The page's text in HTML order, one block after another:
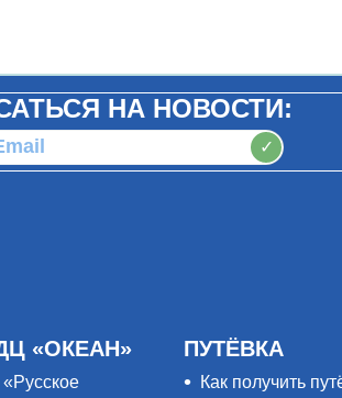
НА НОВОСТИ:
✓
«ОКЕАН» ПУТЁВКА
Как получить